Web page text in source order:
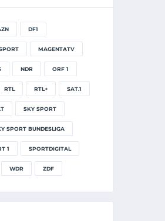
DF1
MAGENTATV
NDR ORF 1
RTL RTL+ SAT.1
SKY SPORT
SPORT BUNDESLIGA
1 SPORTDIGITAL
WDR ZDF